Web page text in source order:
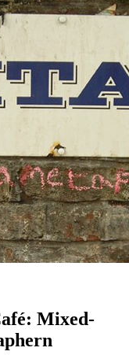
Mixed-